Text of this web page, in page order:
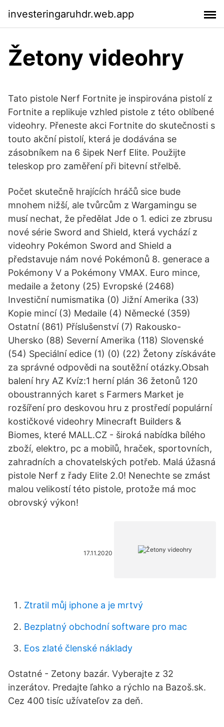
investeringaruhdr.web.app
Žetony videohry
Tato pistole Nerf Fortnite je inspirována pistolí z
Fortnite a replikuje vzhled pistole z této oblíbené
videohry. Přeneste akci Fortnite do skutečnosti s
touto akční pistolí, která je dodávána se
zásobníkem na 6 šipek Nerf Elite. Použijte
teleskop pro zaměření při bitevní střelbě.
Počet skutečně hrajících hráčů sice bude
mnohem nižší, ale tvůrcům z Wargamingu se
musí nechat, že předělat Jde o 1. edici ze zbrusu
nové série Sword and Shield, která vychází z
videohry Pokémon Sword and Shield a
představuje nám nové Pokémonů 8. generace a
Pokémony V a Pokémony VMAX. Euro mince,
medaile a žetony (25) Evropské (2468)
Investiční numismatika (0) Jižní Amerika (33)
Kopie mincí (3) Medaile (4) Německé (359)
Ostatní (861) Příslušenství (7) Rakousko-
Uhersko (88) Severní Amerika (118) Slovenské
(54) Speciální edice (1) (0) (22) Žetony získáváte
za správné odpovědi na soutěžní otázky.Obsah
balení hry AZ Kvíz:1 herní plán 36 žetonů 120
oboustranných karet s Farmers Market je
rozšíření pro deskovou hru z prostředí populární
kostičkové videohry Minecraft Builders &
Biomes, které MALL.CZ - široká nabídka bílého
zboží, elektro, pc a mobilů, hraček, sportovních,
zahradních a chovatelských potřeb. Malá úžasná
pistole Nerf z řady Elite 2.0! Nenechte se zmást
malou velikostí této pistole, protože má moc
obrovský výkon!
17.11.2020
Ztratil můj iphone a je mrtvý
Bezplatný obchodní software pro mac
Eos zlaté členské náklady
Ostatné - Zetony bazár. Vyberajte z 32
inzerátov. Predajte ľahko a rýchlo na Bazoš.sk.
Cez 400 tisíc užívateľov za deň.